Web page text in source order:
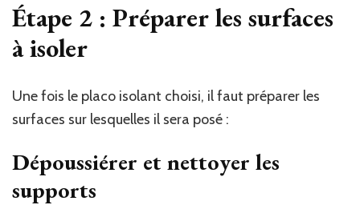
Étape 2 : Préparer les surfaces
à isoler
Une fois le placo isolant choisi, il faut préparer les
surfaces sur lesquelles il sera posé :
Dépoussiérer et nettoyer les
supports